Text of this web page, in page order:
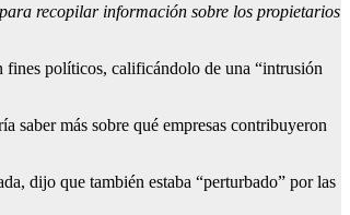
recopilar información sobre los propietarios
fines políticos, calificándolo de una “intrusión
saber más sobre qué empresas contribuyeron
dijo que también estaba “perturbado” por las